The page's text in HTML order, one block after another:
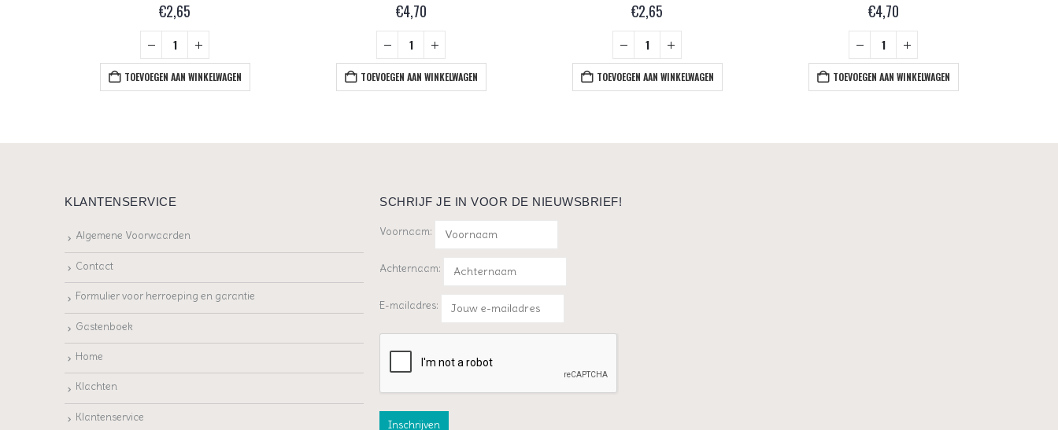
€2,65
TOEVOEGEN AAN WINKELWAGEN
€4,70
TOEVOEGEN AAN WINKELWAGEN
€2,65
TOEVOEGEN AAN WINKELWAGEN
€4,70
TOEVOEGEN AAN WINKELWAGEN
KLANTENSERVICE
Algemene Voorwaarden
Contact
Formulier voor herroeping en garantie
Gastenboek
Home
Klachten
Klantenservice
SCHRIJF JE IN VOOR DE NIEUWSBRIEF!
Voornaam:
Achternaam:
E-mailadres: